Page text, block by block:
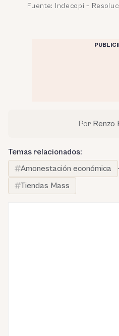
Fuente: Indecopi –
Por Renzo
Temas relacionados:
Amonestación económica
·
Tiendas Mass